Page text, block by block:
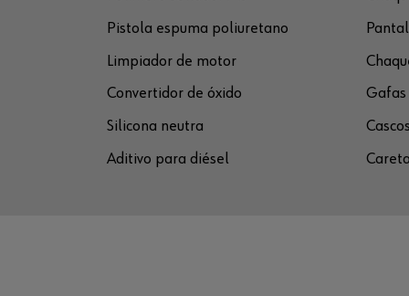
Pistola espuma poliuretano
Limpiador de motor
Convertidor de óxido
Silicona neutra
Aditivo para diésel